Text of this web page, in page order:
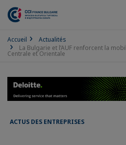
Accueil
Actualités
La Bulgarie et l’AUF renforcent la
Centrale et Orientale
ACTUS DES ENTREPRISES